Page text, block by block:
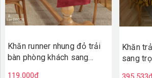
Khăn runner nhung đỏ trải
bàn phòng khách sang
119.000₫
Khăn
sang